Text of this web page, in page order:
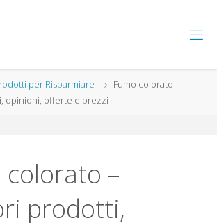
per Risparmiare
Fumo colorato –
opinioni, offerte e prezzi
colorato –
prodotti,